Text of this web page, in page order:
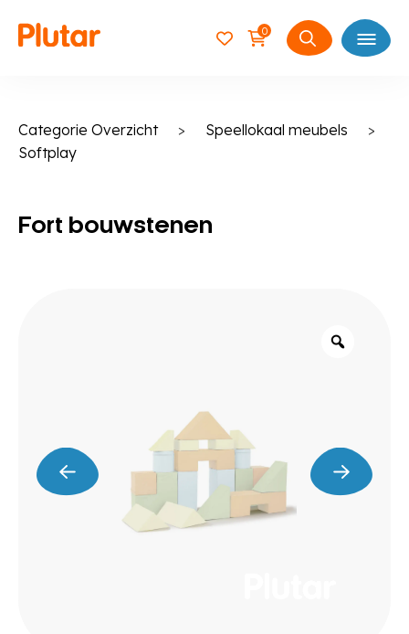
0
Zoeken
Open
Categorie Overzicht > Speellokaal meubels
>
Softplay
Fort bouwstenen